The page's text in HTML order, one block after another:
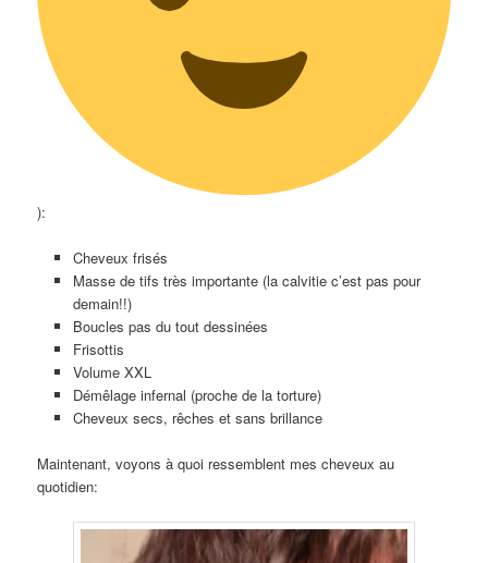
):
Cheveux frisés
Masse de tifs très importante (la calvitie c’est pas pour
demain!!)
Boucles pas du tout dessinées
Frisottis
Volume XXL
Démêlage infernal (proche de la torture)
Cheveux secs, rêches et sans brillance
Maintenant, voyons à quoi ressemblent mes cheveux au
quotidien: